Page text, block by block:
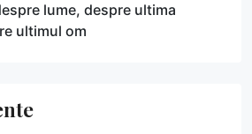
lume, despre ultima
ultimul om